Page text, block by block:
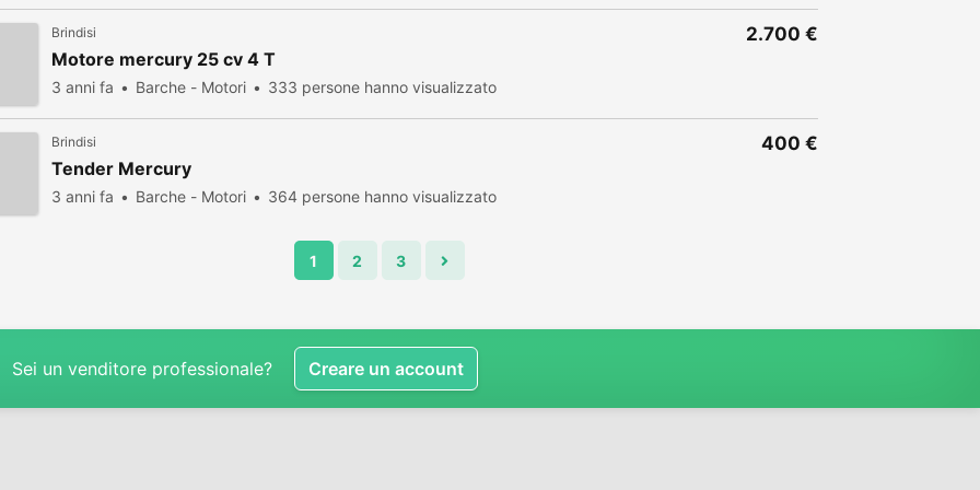
Brindisi
Motore mercury 25 cv 4 T
3 anni fa Barche - Motori 333 persone hanno visualizzato
2.700 €
Brindisi
Tender Mercury
3 anni fa Barche - Motori 364 persone hanno visualizzato
400 €
1 2 3
Sei un venditore professionale? Creare un account